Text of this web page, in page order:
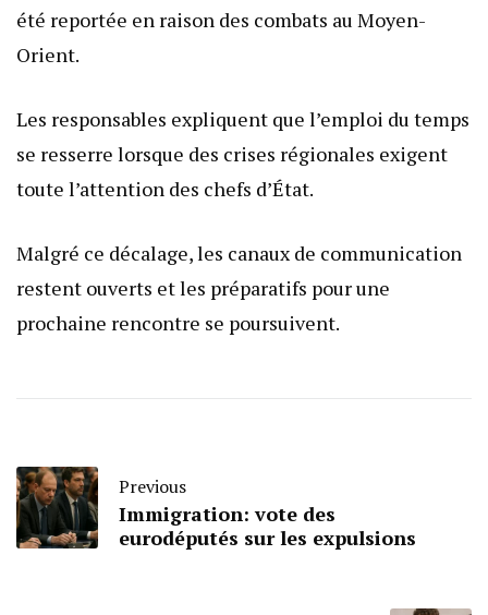
été reportée en raison des combats au Moyen-
Orient.
Les responsables expliquent que l’emploi du temps
se resserre lorsque des crises régionales exigent
toute l’attention des chefs d’État.
Malgré ce décalage, les canaux de communication
restent ouverts et les préparatifs pour une
prochaine rencontre se poursuivent.
Previous
Immigration: vote des
eurodéputés sur les expulsions